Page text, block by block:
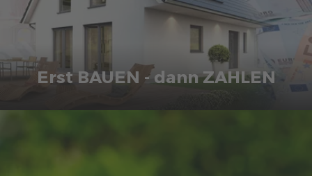
Erst BAUEN - dann ZAHLEN
DAS INTERESSIERT MICH